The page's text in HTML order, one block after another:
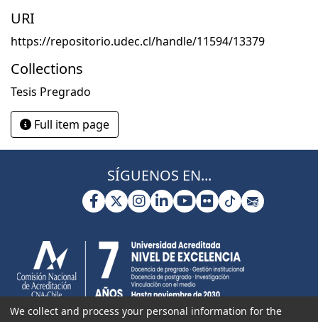
URI
https://repositorio.udec.cl/handle/11594/13379
Collections
Tesis Pregrado
Full item page
SÍGUENOS EN...
We collect and process your personal information for the